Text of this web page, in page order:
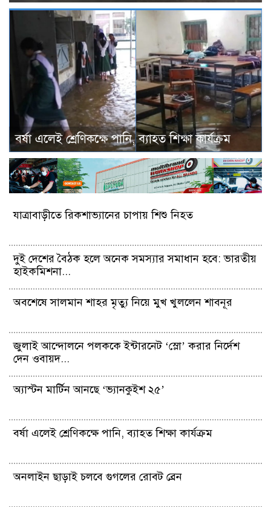
বর্ষা এলেই শ্রেণিকক্ষে পানি, ব্যাহত শিক্ষা কার্যক্রম
যাত্রাবাড়ীতে রিকশাভ্যানের চাপায় শিশু নিহত
দুই দেশের বৈঠক হলে অনেক সমস্যার সমাধান হবে: ভারতীয়
হাইকমিশনা...
অবশেষে সালমান শাহর মৃত্যু নিয়ে মুখ খুললেন শাবনূর
জুলাই আন্দোলনে পলককে ইন্টারনেট ‘স্লো’ করার নির্দেশ
দেন ওবায়দ...
অ্যাস্টন মার্টিন আনছে ‘ভ্যানকুইশ ২৫’
বর্ষা এলেই শ্রেণিকক্ষে পানি, ব্যাহত শিক্ষা কার্যক্রম
অনলাইন ছাড়াই চলবে গুগলের রোবট ব্রেন